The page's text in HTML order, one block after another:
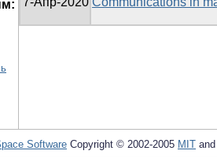
Software Copyright © 2002-2005 MIT